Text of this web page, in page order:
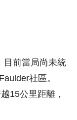
目前當局尚未統
社區。
15公里距離，